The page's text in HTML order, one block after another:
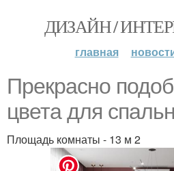
ДИЗАЙН /
главная
Прекрасно
цвета для
Площадь комнаты - 13 м 2